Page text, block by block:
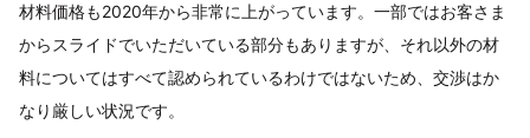
材料価格も2020年から非常に上がっています。一部ではお客さま
からスライドでいただいている部分もありますが、それ以外の材
料についてはすべて認められているわけではないため、交渉はか
なり厳しい状況です。